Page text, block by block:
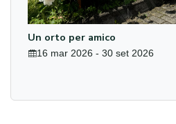
Un orto per amico
16 mar 2026 - 30 set 2026